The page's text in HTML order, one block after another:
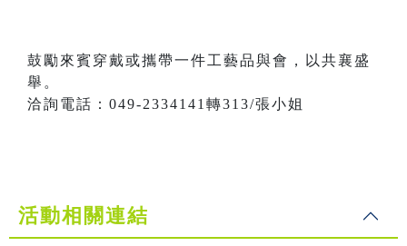
鼓勵來賓穿戴或攜帶一件工藝品與會，以共襄盛
舉。
洽詢電話：049-2334141轉313/張小姐
活動相關連結